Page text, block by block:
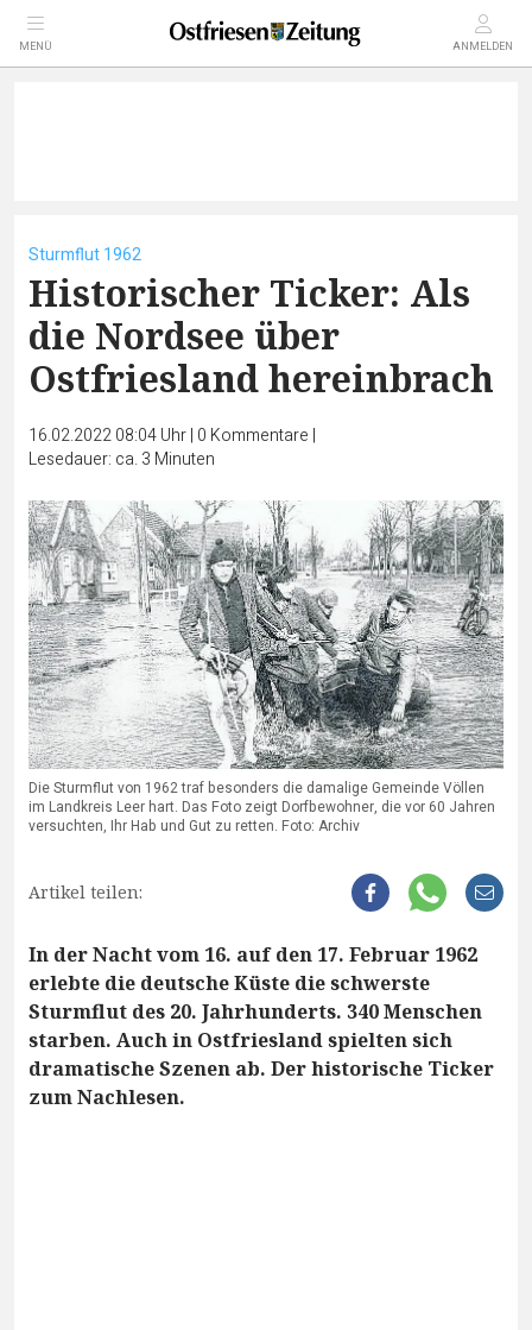
MENÜ ANMELDEN
Sturmflut 1962
Historischer Ticker: Als
die Nordsee über
Ostfriesland hereinbrach
16.02.2022 08:04 Uhr| 0 Kommentare |
Lesedauer: ca. 3 Minuten
Die Sturmflut von 1962 traf besonders die damalige Gemeinde Völlen
im Landkreis Leer hart. Das Foto zeigt Dorfbewohner, die vor 60 Jahren
versuchten, Ihr Hab und Gut zu retten. Foto: Archiv
Artikel teilen:
In der Nacht vom 16. auf den 17. Februar 1962
erlebte die deutsche Küste die schwerste
Sturmflut des 20. Jahrhunderts. 340 Menschen
starben. Auch in Ostfriesland spielten sich
dramatische Szenen ab. Der historische Ticker
zum Nachlesen.